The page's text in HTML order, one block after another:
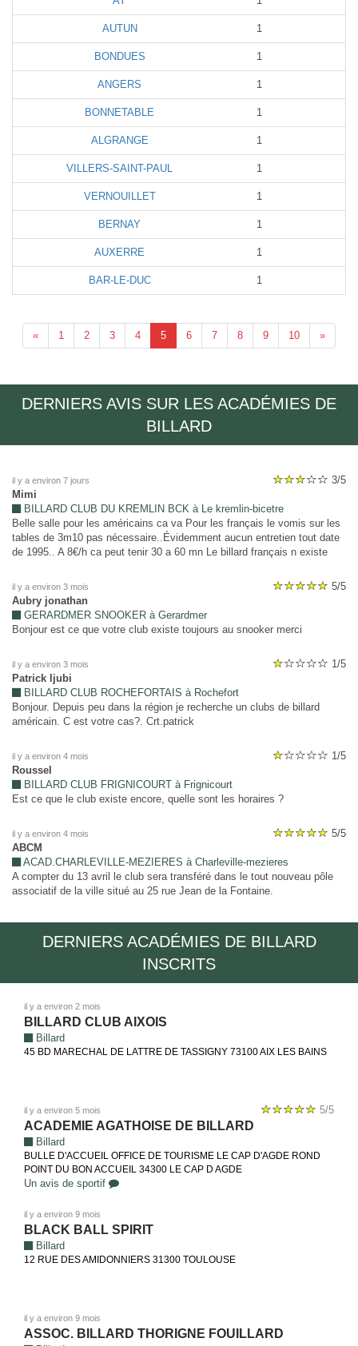
AUTUN 1
BONDUES 1
ANGERS 1
BONNETABLE 1
ALGRANGE 1
VILLERS-SAINT-PAUL 1
VERNOUILLET 1
BERNAY 1
AUXERRE 1
BAR-LE-DUC 1
« 1 2 3 4 5 6 7 8 9 10 »
DERNIERS AVIS SUR LES ACADÉMIES DE
BILLARD
il y a environ 7 jours
3/5
Mimi
BILLARD CLUB DU KREMLIN BCK à Le kremlin-bicetre
Belle salle pour les américains ca va Pour les français le vomis sur les
tables de 3m10 pas nécessaire..Évidemment aucun entretien tout date
de 1995.. A 8€/h ca peut tenir 30 a 60 mn Le billard français n existe
il y a environ 3 mois
5/5
Aubry jonathan
GERARDMER SNOOKER à Gerardmer
Bonjour est ce que votre club existe toujours au snooker merci
il y a environ 3 mois
1/5
Patrick ljubi
BILLARD CLUB ROCHEFORTAIS à Rochefort
Bonjour. Depuis peu dans la région je recherche un clubs de billard
américain. C est votre cas?. Crt.patrick
il y a environ 4 mois
1/5
Roussel
BILLARD CLUB FRIGNICOURT à Frignicourt
Est ce que le club existe encore, quelle sont les horaires ?
il y a environ 4 mois
5/5
ABCM
ACAD.CHARLEVILLE-MEZIERES à Charleville-mezieres
A compter du 13 avril le club sera transféré dans le tout nouveau pôle
associatif de la ville situé au 25 rue Jean de la Fontaine.
DERNIERS ACADÉMIES DE BILLARD
INSCRITS
il y a environ 2 mois
BILLARD CLUB AIXOIS
Billard
45 BD MARECHAL DE LATTRE DE TASSIGNY 73100 AIX LES BAINS
il y a environ 5 mois 5/5
ACADEMIE AGATHOISE DE BILLARD
Billard
BULLE D'ACCUEIL OFFICE DE TOURISME LE CAP D'AGDE ROND
POINT DU BON ACCUEIL 34300 LE CAP D AGDE
Un avis de sportif
il y a environ 9 mois
BLACK BALL SPIRIT
Billard
12 RUE DES AMIDONNIERS 31300 TOULOUSE
il y a environ 9 mois
ASSOC. BILLARD THORIGNE FOUILLARD